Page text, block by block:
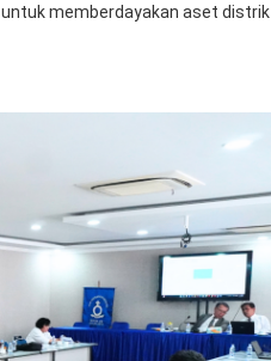
memberdayakan aset distrik